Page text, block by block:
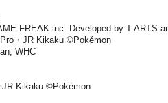
FREAK inc. Developed by T-ARTS
・JR Kikaku ©Pokémon
WHC
JR Kikaku ©Pokémon